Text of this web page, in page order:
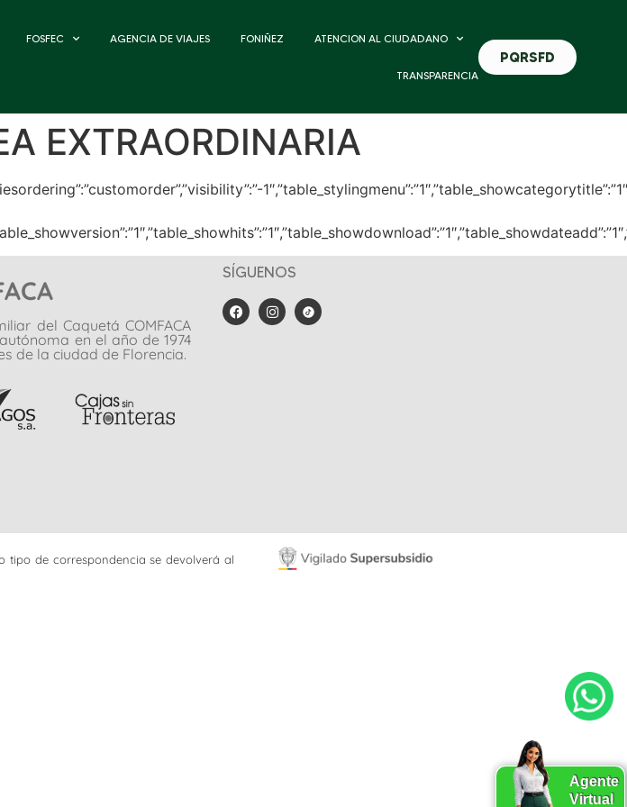
FOSFEC AGENCIA DE VIAJES FONIÑEZ ATENCION AL CIUDADANO
TRANSPARENCIA
PQRSFD
EXTRAORDINARIA
del Caquetá COMFACA
en el año de 1974
de la ciudad de Florencia.
SÍGUENOS
tipo de correspondencia se devolverá al
Agente
Virtual